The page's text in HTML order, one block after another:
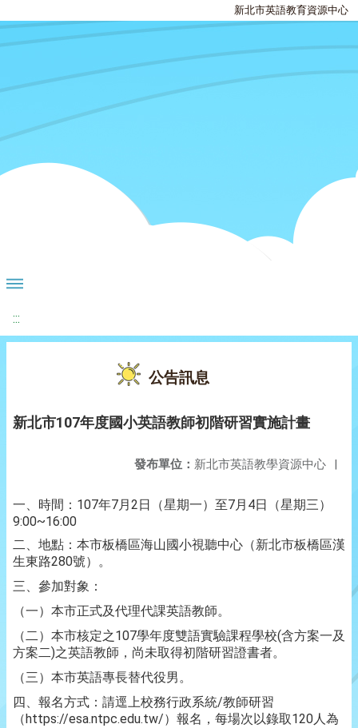
新北市英語教育資源中心
:::
公告訊息
新北市107年度國小英語教師初階研習實施計畫
發布單位： 新北市英語教學資源中心 |
一、時間：107年7月2日（星期一）至7月4日（星期三）
9:00~16:00
二、地點：本市板橋區海山國小視聽中心（新北市板橋區漢
生東路280號）。
三、參加對象：
（一）本市正式及代理代課英語教師。
（二）本市核定之107學年度雙語實驗課程學校(含方案一及
方案二)之英語教師，尚未取得初階研習證書者。
（三）本市英語專長替代役男。
四、報名方式：請逕上校務行政系統/教師研習
（https://esa.ntpc.edu.tw/）報名，每場次以錄取120人為